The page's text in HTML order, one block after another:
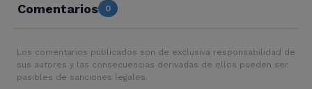
Comentarios 0
Los comentarios publicados son de exclusiva responsabilidad de
sus autores y las consecuencias derivadas de ellos pueden ser
pasibles de sanciones legales.